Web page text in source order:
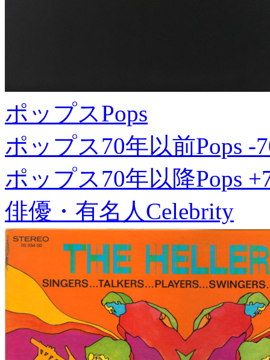
ポップスPops
ポップス70年以前Pops -
ポップス70年以降Pops
俳優・有名人Celebrity